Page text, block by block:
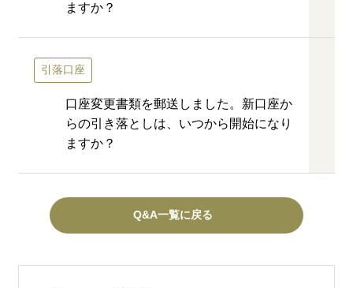
ますか？
引落口座
口座変更書類を郵送しました。新口座か
らの引き落としは、いつから開始になり
ますか？
Q&A一覧に戻る